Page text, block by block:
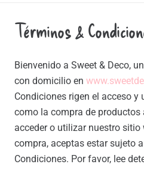
Términos &
Bienvenido a Sweet & Deco,
con domicilio en
Condiciones rigen el acceso y
como la compra de productos
acceder o utilizar nuestro
compra, aceptas estar sujeto
Condiciones. Por favor, lee